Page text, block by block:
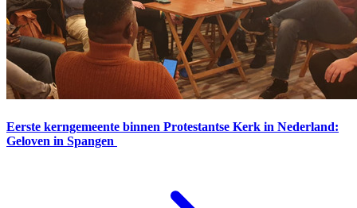
Eerste kerngemeente binnen Protestantse Kerk in Nederland:
Geloven in Spangen